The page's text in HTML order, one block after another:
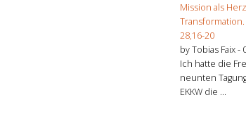
Mission als
28,16-20
by Tobias Faix -
Ich hatte die
neunten
EKKW die ...